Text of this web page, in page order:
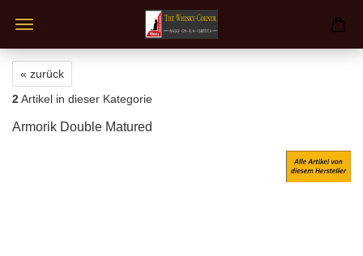
« zurück
2Artikel in dieser Kategorie
Armorik Double Matured